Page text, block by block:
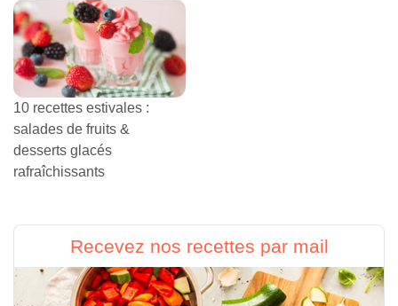
10 recettes estivales :
salades de fruits &
desserts glacés
rafraîchissants
Recevez nos recettes par mail